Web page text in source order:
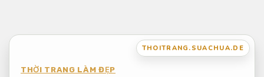
nội
THOITRANG.SUACHUA.DE
THỜI TRANG LÀM ĐẸP